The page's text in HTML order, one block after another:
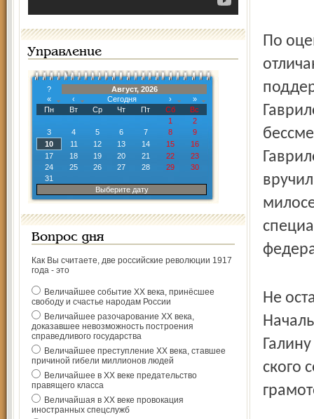
Управление
?
Август, 2026
«
‹ Сегодня ›
»
Пн
Вт Ср Чт Пт Сб
Вс
1
2
3
4 5 6 7 8
9
10
11 12 13 14 15
16
17
18 19 20 21 22
23
24
25 26 27 28 29
30
31
Выберите дату
Вопрос дня
Как Вы считаете, две российские революции 1917
года - это
Величайшее событие ХХ века, принёсшее
свободу и счастье народам России
Величайшее разочарование ХХ века,
доказавшее невозможность построения
справедливого государства
Величайшее преступление ХХ века, ставшее
причиной гибели миллионов людей
Величайшее в ХХ веке предательство
правящего класса
Величайшая в ХХ веке провокация
иностранных спецслужб
По
Не
ского